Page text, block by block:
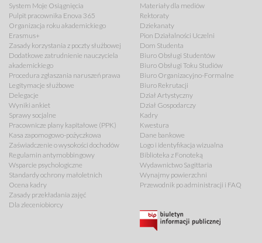
System Moje Osiągnięcia
Pulpit pracownika Enova 365
Organizacja roku akademickiego
Erasmus+
Zasady korzystania z poczty służbowej
Dodatkowe zatrudnienie nauczyciela
akademickiego
Procedura zgłaszania naruszeń prawa
Legitymacje służbowe
Delegacje
Wyniki ankiet
Sprawy socjalne
Pracownicze plany kapitałowe (PPK)
Kasa zapomogowo-pożyczkowa
Zaświadczenie o wysokości dochodów
Regulamin antymobbingowy
Wsparcie psychologiczne
Standardy ochrony małoletnich
Ocena kadry
Zasady przekładania zajęć
Dla zleceniobiorcy
Materiały dla mediów
Rektoraty
Dziekanaty
Pion Działalności Uczelni
Dom Studenta
Biuro Obsługi Studentów
Biuro Obsługi Toku Studiów
Biuro Organizacyjno-Formalne
Biuro Rekrutacji
Dział Artystyczny
Dział Gospodarczy
Kadry
Kwestura
Dane bankowe
Logo i identyfikacja wizualna
Biblioteka z Fonoteką
Wydawnictwo Sagittaria
Wynajmy powierzchni
Przewodnik po administracji i FAQ